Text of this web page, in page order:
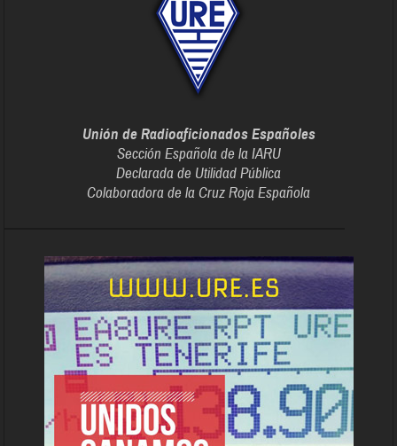
Unión de Radioaficionados Españoles
Sección Española de la IARU
Declarada de Utilidad Pública
Colaboradora de la Cruz Roja Española